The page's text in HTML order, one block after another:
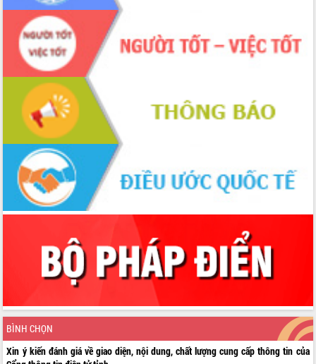
BÌNH CHỌN
Xin ý kiến đánh giá về giao diện, nội dung, chất lượng cung cấp thông tin của